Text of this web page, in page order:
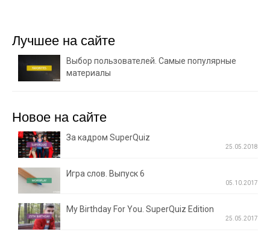
Лучшее на сайте
Выбор пользователей. Самые популярные
материалы
Новое на сайте
За кадром SuperQuiz
25.05.2018
Игра слов. Выпуск 6
05.10.2017
My Birthday For You. SuperQuiz Edition
25.05.2017